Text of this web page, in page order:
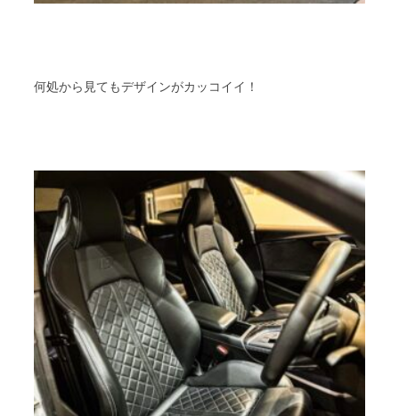
何処から見てもデザインがカッコイイ！